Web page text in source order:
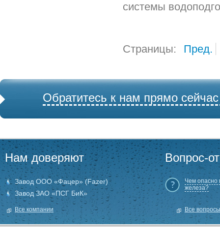
системы
Страницы: Пред.
Обратитесь к нам прямо
Нам доверяют
Завод ООО «Фацер» (Fazer)
Завод ЗАО «ПСГ БиК»
Все компании
Вопрос-
Чем опасно
железа?
Все вопросы